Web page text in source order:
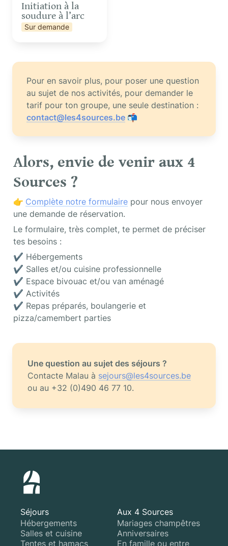
Initiation à la
soudure à l’arc
Sur demande
Pour en savoir plus, pour poser une question
au sujet de nos activités, pour demander le
tarif pour ton groupe, une seule destination :
contact@les4sources.be 📬
Alors, envie de venir aux 4
Sources ?
👉 Complète notre formulaire pour nous envoyer
une demande de réservation.
Le formulaire, très complet, te permet de préciser
tes besoins :
✔️ Hébergements
✔️ Salles et/ou cuisine professionnelle
✔️ Espace bivouac et/ou van aménagé
✔️ Activités
✔️ Repas préparés, boulangerie et
pizza/camembert parties
Une question au sujet des séjours ?
Contacte Malau à sejours@les4sources.be
ou au +32 (0)490 46 77 10.
Séjours
Hébergements
Salles et cuisine
Tentes et hamacs
Aux 4 Sources
Mariages champêtres
Anniversaires
En famille ou entre